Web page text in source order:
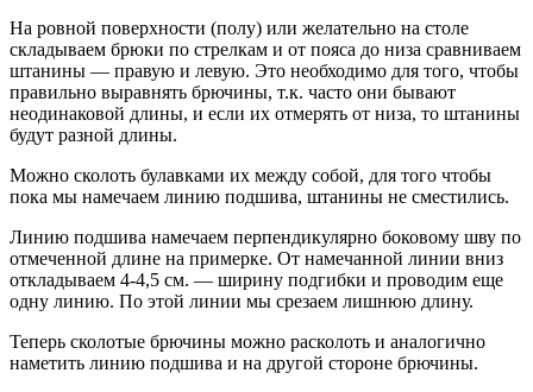
На ровной поверхности (полу) или желательно на столе
складываем брюки по стрелкам и от пояса до низа сравниваем
штанины — правую и левую. Это необходимо для того, чтобы
правильно выравнять брючины, т.к. часто они бывают
неодинаковой длины, и если их отмерять от низа, то штанины
будут разной длины.
Можно сколоть булавками их между собой, для того чтобы
пока мы намечаем линию подшива, штанины не сместились.
Линию подшива намечаем перпендикулярно боковому шву по
отмеченной длине на примерке. От намечанной линии вниз
откладываем 4-4,5 см. — ширину подгибки и проводим еще
одну линию. По этой линии мы срезаем лишнюю длину.
Теперь сколотые брючины можно расколоть и аналогично
наметить линию подшива и на другой стороне брючины.